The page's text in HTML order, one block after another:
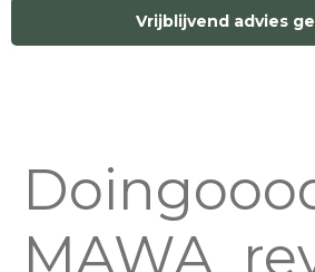
Vrijblijvend advies
MAWA